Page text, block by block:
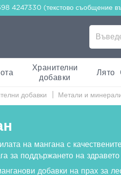
4247330 (текстово съобщение
Хранителни
добавки
Лято
добавки Метали и
на мангана с
за поддържането на
добавки на прах за